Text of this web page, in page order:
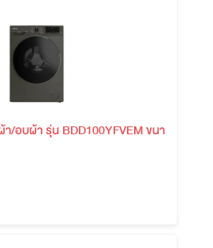
า/อบผ้า รุ่น BDD100YFVEM ขนา